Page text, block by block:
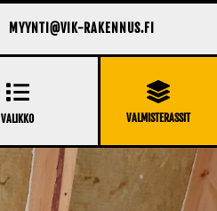
MYYNTI@VIK-RAKENNUS.FI
VALIKKO VALMISTERASSIT